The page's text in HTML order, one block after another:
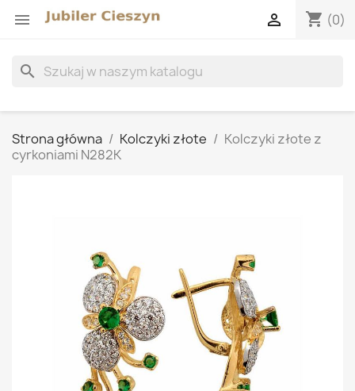
 shopping_cart (0)

search
Strona główna Kolczyki złote
Kolczyki złote z
cyrkoniami N282K